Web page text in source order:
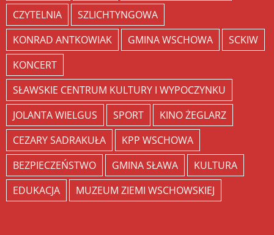
CZYTELNIA
SZLICHTYNGOWA
KONRAD ANTKOWIAK
GMINA WSCHOWA
SCKIW
KONCERT
SŁAWSKIE CENTRUM KULTURY I WYPOCZYNKU
JOLANTA WIELGUS
SPORT
KINO ŻEGLARZ
CEZARY SADRAKUŁA
KPP WSCHOWA
BEZPIECZEŃSTWO
GMINA SŁAWA
KULTURA
EDUKACJA
MUZEUM ZIEMI WSCHOWSKIEJ